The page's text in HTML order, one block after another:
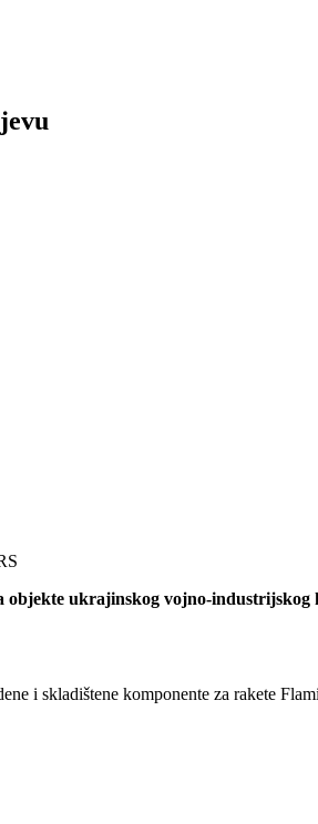
ukrajinskog vojno-industrijskog
i skladištene komponente za rakete